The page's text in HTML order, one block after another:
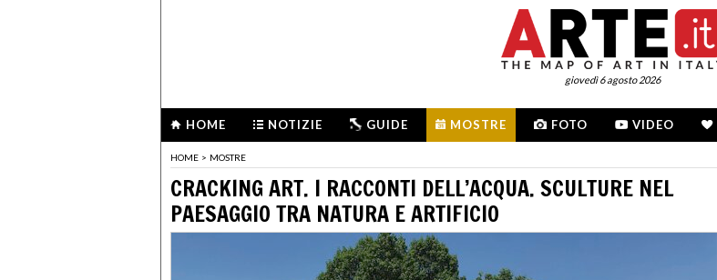
giovedì 6 agosto 2026
HOME NOTIZIE GUIDE MOSTRE FOTO VIDEO
HOME > MOSTRE
CRACKING ART. I RACCONTI DELL’ACQUA. SCULTURE NEL
PAESAGGIO TRA NATURA E ARTIFICIO